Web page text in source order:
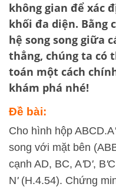
không gian để xác
khối đa diện. Bằng
hệ song song giữa
thẳng, chúng ta có
toán một cách
khám phá nhé!
Đề bài:
Cho hình hộp ABCD.A'
song với mặt bên
cạnh AD, BC, A'D', B'C
N'(H.4.54). Chứng